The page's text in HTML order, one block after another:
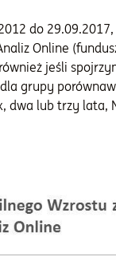
do
Online
jeśli
grupy
dwa lub trzy lata,